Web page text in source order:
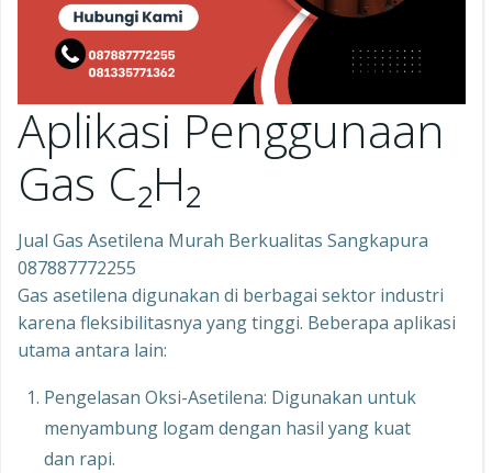
Aplikasi Penggunaan
Gas C₂H₂
Jual Gas Asetilena Murah Berkualitas Sangkapura
087887772255
Gas asetilena digunakan di berbagai sektor industri
karena fleksibilitasnya yang tinggi. Beberapa aplikasi
utama antara lain:
Pengelasan Oksi-Asetilena: Digunakan untuk
menyambung logam dengan hasil yang kuat
dan rapi.